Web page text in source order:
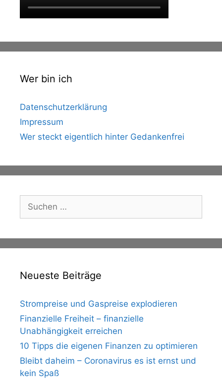
Wer bin ich
Datenschutzerklärung
Impressum
Wer steckt eigentlich hinter Gedankenfrei
nach:
Neueste Beiträge
Strompreise und Gaspreise explodieren
Finanzielle Freiheit – finanzielle
Unabhängigkeit erreichen
10 Tipps die eigenen Finanzen zu optimieren
Bleibt daheim – Coronavirus es ist ernst und
kein Spaß